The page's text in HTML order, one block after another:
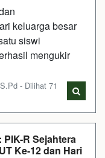
keluarga besar
siswi
mengukir
- Dilihat 71
R Sejahtera
Ke-12 dan Hari